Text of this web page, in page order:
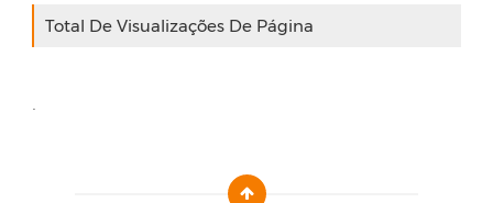
Total De Visualizações De Página